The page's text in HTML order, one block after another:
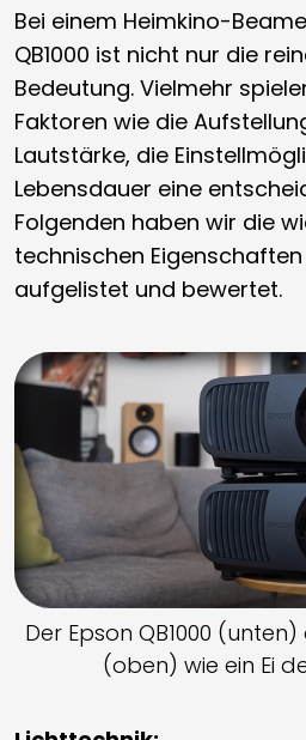
Bei einem Heimkino-
QB1000 ist nicht nur die
Bedeutung. Vielmehr
Faktoren wie die
Lautstärke, die
Lebensdauer eine
Folgenden haben wir die
technischen Eigenschaften
aufgelistet und bewertet.
Der Epson QB1000
(oben) wie ein Ei